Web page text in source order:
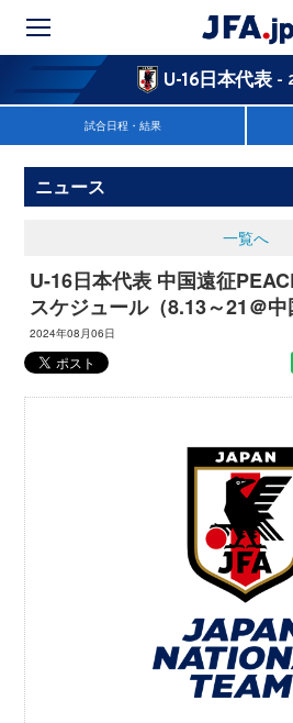
U-16日本代表 -
試合日程・結果
ニュース
一覧へ
U-16日本代表 中国遠征
スケジュール（8.13～21＠中
2024年08月06日